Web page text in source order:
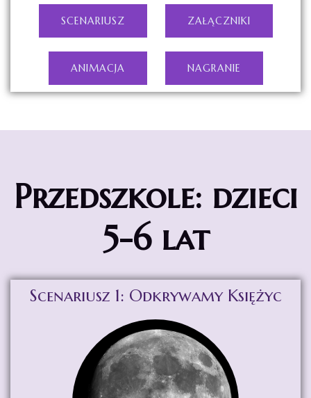
SCENARIUSZ ZAŁĄCZNIKI
ANIMACJA NAGRANIE
Przedszkole: dzieci
5-6 lat
Scenariusz 1: Odkrywamy Księżyc